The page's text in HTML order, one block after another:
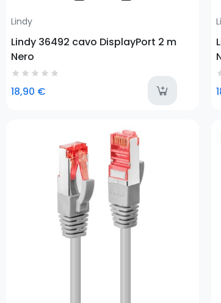
Lindy
Lindy 36492 cavo DisplayPort 2 m
Nero
18,90 €